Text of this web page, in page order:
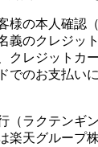
様の本人確認
義のクレジッ
クレジットカ
でのお支払い
（ラクテンギ
楽天グループ